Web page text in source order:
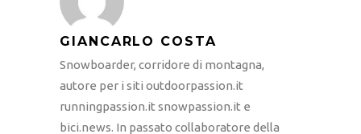
GIANCARLO COSTA
Snowboarder, corridore di montagna,
autore per i siti outdoorpassion.it
runningpassion.it snowpassion.it e
bici.news. In passato collaboratore della